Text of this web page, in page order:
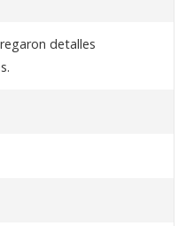
detalles